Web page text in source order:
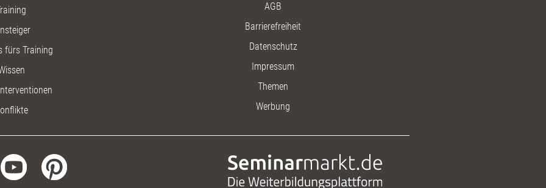
fürs Training
AGB
Barrierefreiheit
Datenschutz
Impressum
Themen
Werbung